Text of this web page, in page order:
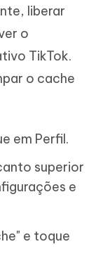
liberar
o
TikTok.
o cache
em Perfil.
superior
e
e toque